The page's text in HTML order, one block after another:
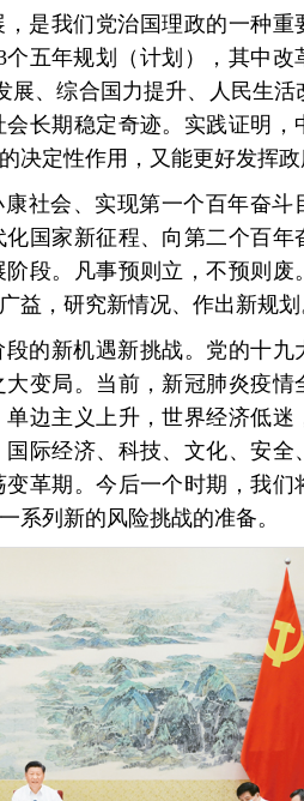
是我们党治国理政的一种重
五年规划（计划），其中改
展、综合国力提升、人民生活
长期稳定奇迹。实践证明，
决定性作用，又能更好发挥政
社会、实现第一个百年奋斗
国家新征程、向第二个百年
段。凡事预则立，不预则废
益，研究新情况、作出新规划
的新机遇新挑战。党的十九
变局。当前，新冠肺炎疫情
边主义上升，世界经济低迷
际经济、科技、文化、安全
革期。今后一个时期，我们
系列新的风险挑战的准备。